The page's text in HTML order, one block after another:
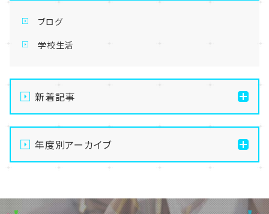
ブログ
学校生活
新着記事
【なんば】体験授業で高級感のあるマンゴータルト作り
ました！🥭✨
【なんば】キラリと輝く宝物✨「光るハーバリウム」作り
【なんば】校舎紹介の「自習室編」✨
年度別アーカイブ
2025